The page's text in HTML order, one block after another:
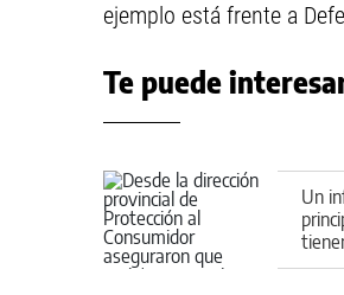
ejemplo está frente a
Te puede
Un